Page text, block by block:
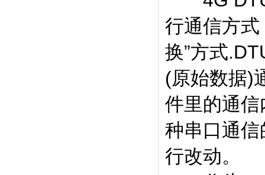
行通信方式
换”方式
(原始数据)
件里的通
种串口通
行改动。